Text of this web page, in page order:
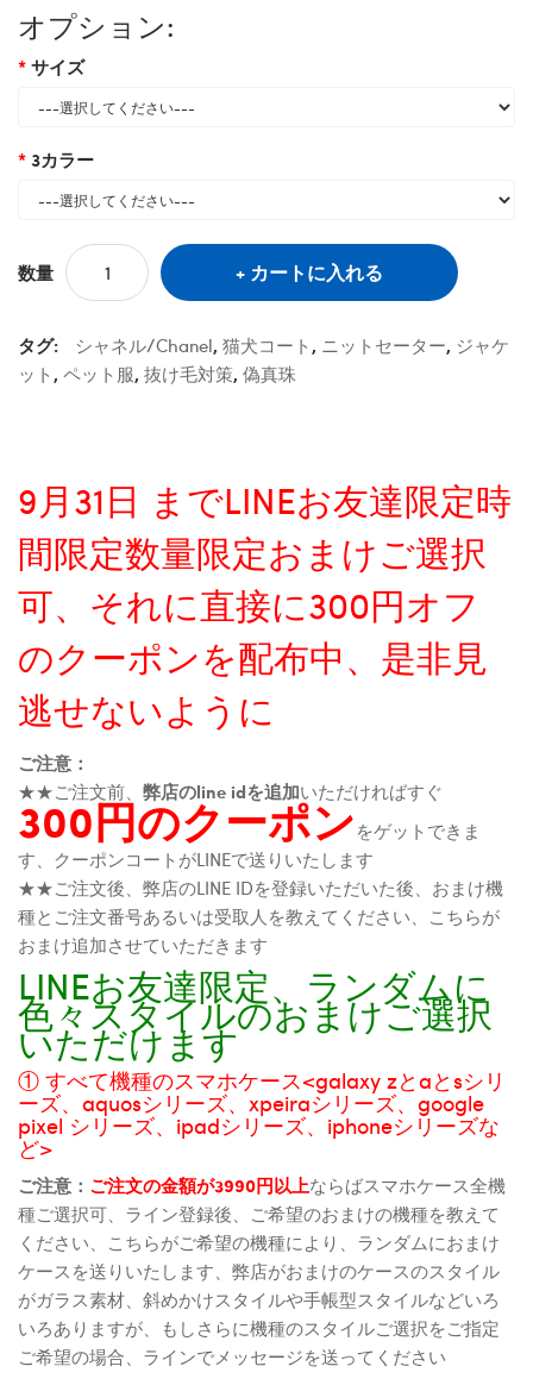
オプション:
サイズ
3カラー
数量 カートに入れる
タグ: シャネル/Chanel, 猫犬コート , ニットセーター, ジャケ
ット , ペット服, 抜け毛対策, 偽真珠
9月31日 までLINEお友達限定時
間限定数量限定おまけご選択
可、それに直接に300円オフ
のクーポンを配布中、是非見
逃せないように
ご注意：
★★ご注文前、 弊店のline idを追加いただければすぐ
300円のクーポンをゲットできま
す、クーポンコートがLINEで送りいたします
★★ご注文後、弊店のLINE IDを登録いただいた後、おまけ機
種とご注文番号あるいは受取人を教えてください、こちらが
おまけ追加させていただきます
LINEお友達限定、ランダムに
色々スタイルのおまけご選択
いただけます
① すべて機種のスマホケース<galaxy zとaとsシリ
ーズ、aquosシリーズ、xpeiraシリーズ、google
pixel シリーズ、ipadシリーズ、iphoneシリーズな
ど>
ご注意： ご注文の金額が3990円以上ならばスマホケース全機
種ご選択可、ライン登録後、ご希望のおまけの機種を教えて
ください、こちらがご希望の機種により、ランダムにおまけ
ケースを送りいたします、弊店がおまけのケースのスタイル
がガラス素材、斜めかけスタイルや手帳型スタイルなどいろ
いろありますが、もしさらに機種のスタイルご選択をご指定
ご希望の場合、ラインでメッセージを送ってください